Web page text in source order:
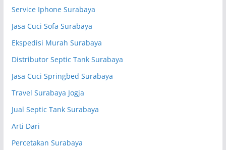
Service Iphone Surabaya
Jasa Cuci Sofa Surabaya
Ekspedisi Murah Surabaya
Distributor Septic Tank Surabaya
Jasa Cuci Springbed Surabaya
Travel Surabaya Jogja
Jual Septic Tank Surabaya
Arti Dari
Percetakan Surabaya